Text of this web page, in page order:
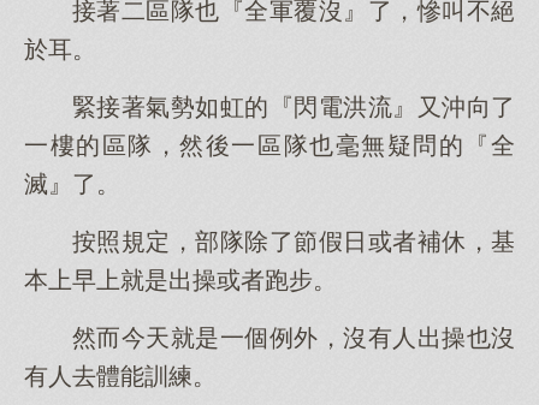
接著二區隊也『全軍覆沒』了，慘叫不絕
於耳。
緊接著氣勢如虹的『閃電洪流』又沖向了
一樓的區隊，然後一區隊也毫無疑問的『全
滅』了。
按照規定，部隊除了節假日或者補休，基
本上早上就是出操或者跑步。
然而今天就是一個例外，沒有人出操也沒
有人去體能訓練。